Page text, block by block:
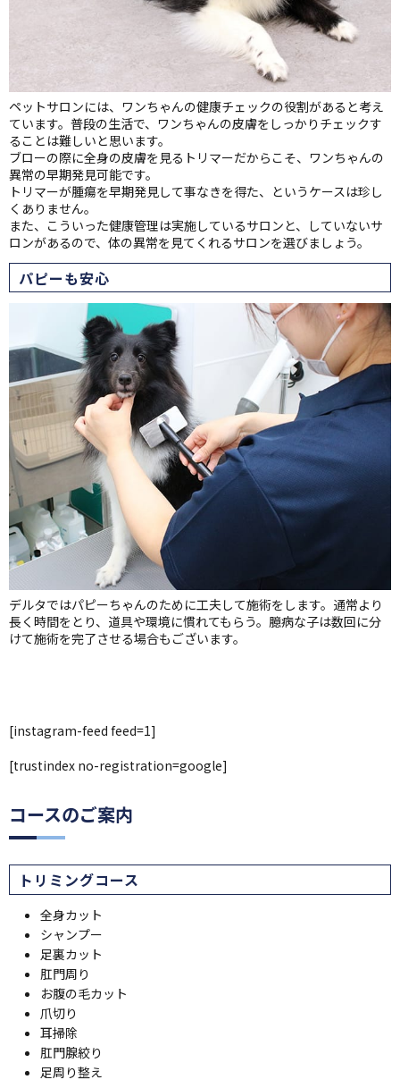
ペットサロンには、ワンちゃんの健康チェックの役割があると考え
ています。普段の生活で、ワンちゃんの皮膚をしっかりチェックす
ることは難しいと思います。
ブローの際に全身の皮膚を見るトリマーだからこそ、ワンちゃんの
異常の早期発見可能です。
トリマーが腫瘍を早期発見して事なきを得た、というケースは珍し
くありません。
また、こういった健康管理は実施しているサロンと、していないサ
ロンがあるので、体の異常を見てくれるサロンを選びましょう。
パピーも安心
デルタではパピーちゃんのために工夫して施術をします。通常より
長く時間をとり、道具や環境に慣れてもらう。臆病な子は数回に分
けて施術を完了させる場合もございます。
[instagram-feed feed=1]
[trustindex no-registration=google]
コースのご案内
トリミングコース
全身カット
シャンプー
足裏カット
肛門周り
お腹の毛カット
爪切り
耳掃除
肛門腺絞り
足周り整え